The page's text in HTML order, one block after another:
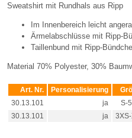
Sweatshirt mit Rundhals aus Ripp
Im Innenbereich leicht
Ärmelabschlüsse mit Ripp-
Taillenbund mit Ripp-
Material 70% Polyester, 30%
Art. Nr. Personalisierung
30.13.101
ja S-
30.13.101
ja